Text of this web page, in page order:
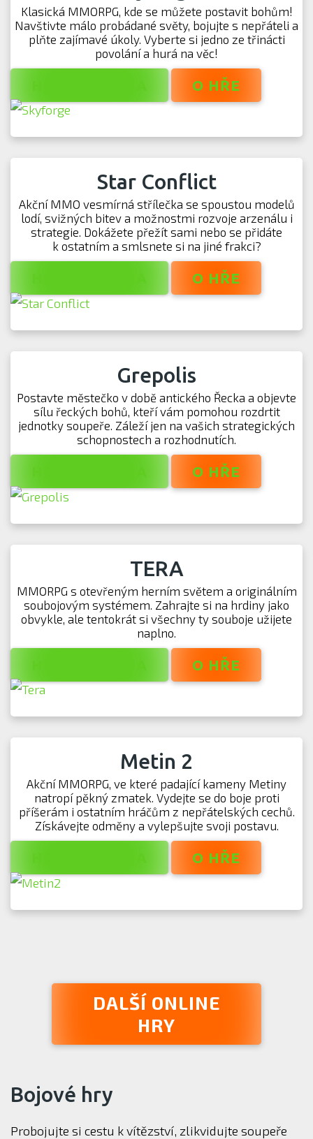
Klasická MMORPG, kde se můžete postavit bohům!
Navštivte málo probádané světy, bojujte s nepřáteli a
plňte zajímavé úkoly. Vyberte si jedno ze třinácti
povolání a hurá na věc!
O HŘE
Star Conflict
Akční MMO vesmírná střílečka se spoustou modelů
lodí, svižných bitev a možnostmi rozvoje arzenálu i
strategie. Dokážete přežít sami nebo se přidáte
k ostatním a smlsnete si na jiné frakci?
O HŘE
Grepolis
Postavte městečko v době antického Řecka a objevte
sílu řeckých bohů, kteří vám pomohou rozdrtit
jednotky soupeře. Záleží jen na vašich strategických
schopnostech a rozhodnutích.
O HŘE
TERA
MMORPG s otevřeným herním světem a originálním
soubojovým systémem. Zahrajte si na hrdiny jako
obvykle, ale tentokrát si všechny ty souboje užijete
naplno.
O HŘE
Metin 2
Akční MMORPG, ve které padající kameny Metiny
natropí pěkný zmatek. Vydejte se do boje proti
příšerám i ostatním hráčům z nepřátelských cechů.
Získávejte odměny a vylepšujte svoji postavu.
O HŘE
DALŠÍ ONLINE
HRY
Bojové hry
Probojujte si cestu k vítězství, zlikvidujte soupeře